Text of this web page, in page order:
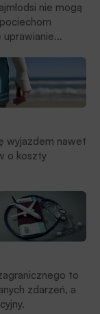
nie mogą
jednego
5 tys. osób.
udzielają pomocy
granicą koszty
wyjazdem nawet
o koszty
to
zdarzeń, a